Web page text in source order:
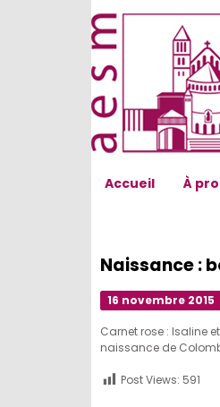
Accueil À
Naissance :
16 novembre 2015
Carnet rose : Isaline
naissance de
Post Views: 591